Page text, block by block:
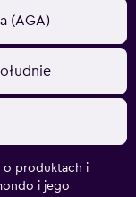
(AGA)
o produktach i
i jego